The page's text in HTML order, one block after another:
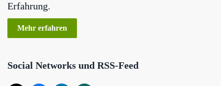
Erfahrung.
Mehr erfahren
Social Networks und RSS-Feed